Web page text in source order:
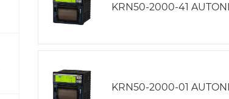
KRN50-2000-41
KRN50-2000-01